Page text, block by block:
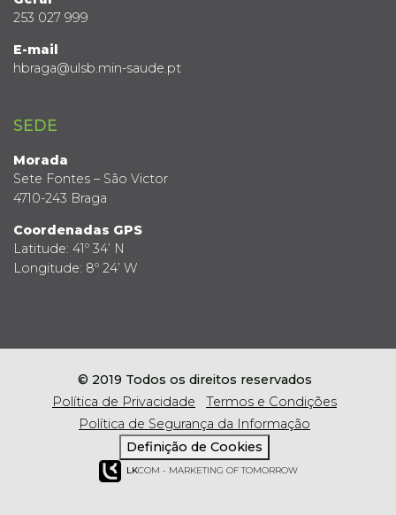
253 027 999
E-mail
hbraga@ulsb.min-saude.pt
SEDE
Morada
Sete Fontes – São Victor
4710-243 Braga
Coordenadas GPS
Latitude: 41º 34’ N
Longitude: 8º 24’ W
© 2019 Todos os direitos reservados
Política de Privacidade
Termos e Condições
Política de Segurança da Informação
Definição de Cookies
LKCOM - MARKETING OF TOMORROW